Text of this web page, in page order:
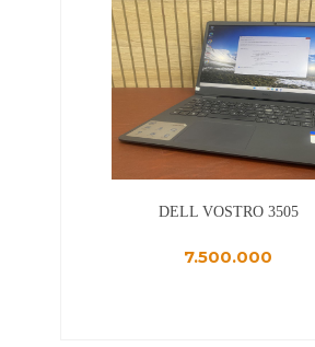
DELL VOSTRO 3505
7.500.000